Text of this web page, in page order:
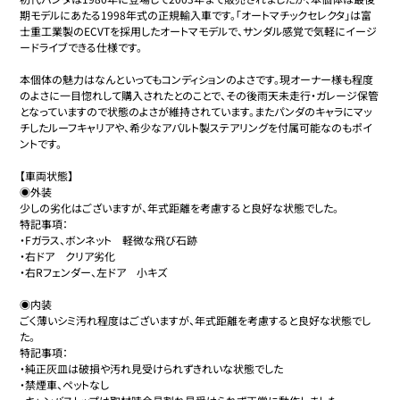
期モデルにあたる1998年式の正規輸入車です。「オートマチックセレクタ」は富
士重工業製のECVTを採用したオートマモデルで、サンダル感覚で気軽にイージ
ードライブできる仕様です。
本個体の魅力はなんといってもコンディションのよさです。現オーナー様も程度
のよさに一目惚れして購入されたとのことで、その後雨天未走行・ガレージ保管
となっていますので状態のよさが維持されています。またパンダのキャラにマッ
チしたルーフキャリアや、希少なアバルト製ステアリングを付属可能なのもポイ
ントです。
【車両状態】
◉外装
少しの劣化はございますが、年式距離を考慮すると良好な状態でした。
特記事項：
・Fガラス、ボンネット　軽微な飛び石跡
・右ドア　クリア劣化
・右Rフェンダー、左ドア　小キズ
◉内装
ごく薄いシミ汚れ程度はございますが、年式距離を考慮すると良好な状態でし
た。
特記事項：
・純正灰皿は破損や汚れ見受けられずきれいな状態でした
・禁煙車、ペットなし